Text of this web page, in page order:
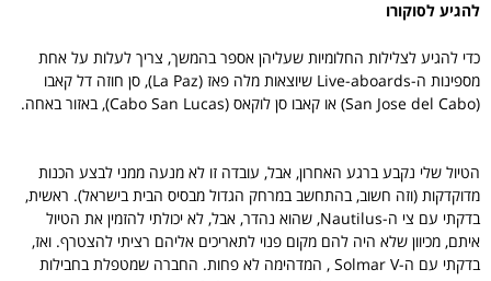
להגיע לסוקורו
כדי להגיע לצלילות החלומיות שעליהן אספר בהמשך, צריך לעלות על אחת
מספינות ה-Live-aboards שיוצאות מלה פאז (La Paz), סן חוזה דל קאבו
(San Jose del Cabo) או קאבו סן לוקאס (Cabo San Lucas), באזור באחה.
הטיול שלי נקבע ברגע האחרון, אבל, עובדה זו לא מנעה ממני לבצע הכנות
מדוקדקות (וזה חשוב, בהתחשב במרחק הגדול מבסיס הבית בישראל). ראשית,
בדקתי עם צי ה-Nautilus, שהוא נהדר, אבל, לא יכולתי להזמין את הטיול
איתם, מכיוון שלא היה להם מקום פנוי לתאריכים אליהם רציתי להצטרף. ואז,
בדקתי עם ה-Solmar V , המדהימה לא פחות. החברה שמטפלת בחבילות